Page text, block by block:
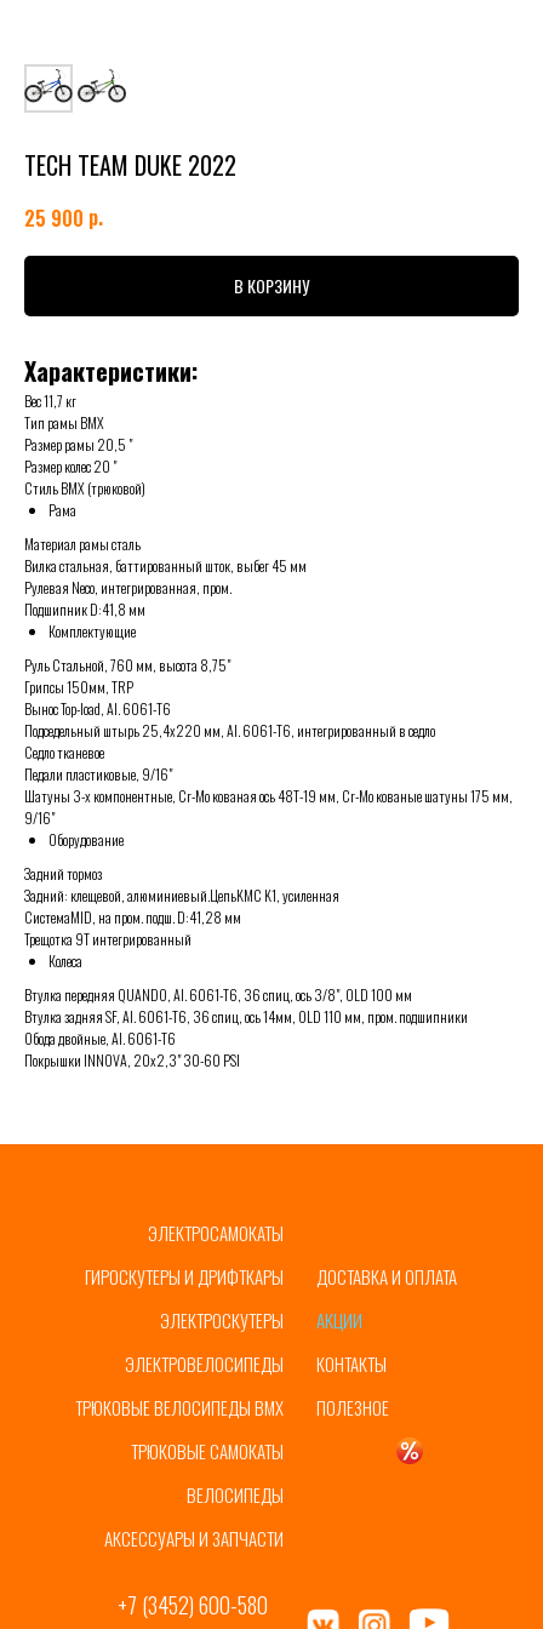
TECH TEAM DUKE 2022
25 900 р.
В КОРЗИНУ
Характеристики:
Вес 11,7 кг
Тип рамы BMX
Размер рамы 20,5 "
Размер колес 20 "
Стиль BMX (трюковой)
Рама
Материал рамы сталь
Вилка стальная, баттированный шток, выбег 45 мм
Рулевая Neco, интегрированная, пром.
Подшипник D:41,8 мм
Комплектующие
Руль Стальной, 760 мм, высота 8,75"
Грипсы 150мм, TRP
Вынос Top-load, Al. 6061-T6
Подседельный штырь 25,4х220 мм, Al. 6061-T6, интегрированный в седло
Седло тканевое
Педали пластиковые, 9/16"
Шатуны 3-х компонентные, Cr-Mo кованая ось 48T-19 мм, Cr-Mo кованые шатуны 175 мм,
9/16"
Оборудование
Задний тормоз
Задний: клещевой, алюминиевый.ЦепьKMC K1, усиленная
СистемаMID, на пром. подш. D:41,28 мм
Трещотка 9T интегрированный
Колеса
Втулка передняя QUANDO, Al. 6061-T6, 36 спиц, ось 3/8", OLD 100 мм
Втулка задняя SF, Al. 6061-T6, 36 спиц, ось 14мм, OLD 110 мм, пром. подшипники
Обода двойные, Al. 6061-T6
Покрышки INNOVA, 20x2,3" 30-60 PSI
ЭЛЕКТРОСАМОКАТЫ
ГИРОСКУТЕРЫ И ДРИФТКАРЫ
ЭЛЕКТРОСКУТЕРЫ
ЭЛЕКТРОВЕЛОСИПЕДЫ
ТРЮКОВЫЕ ВЕЛОСИПЕДЫ BMX
АКСЕССУАРЫ И ЗАПЧАСТИ
ДОСТАВКА И ОПЛАТА
АКЦИИ
КОНТАКТЫ
+7 (3452) 600-580
ПОЛЕЗНОЕ
ТРЮКОВЫЕ САМОКАТЫ
ВЕЛОСИПЕДЫ